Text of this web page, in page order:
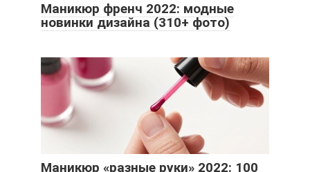
Маникюр френч 2022: модные
новинки дизайна (310+ фото)
Маникюр «разные руки» 2022: 100